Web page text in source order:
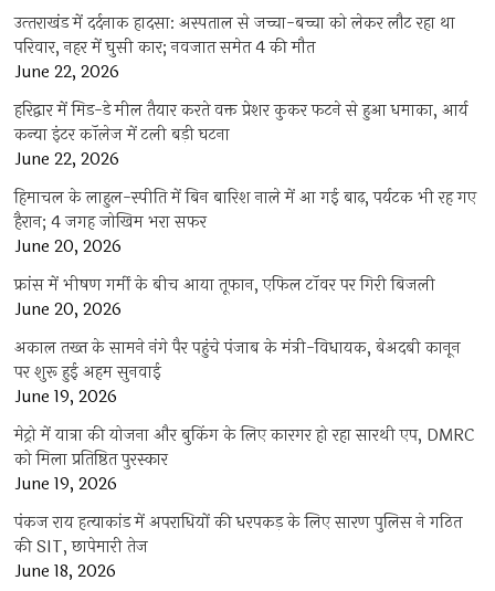
उत्‍तराखंड में दर्दनाक हादसा: अस्पताल से जच्चा-बच्चा को लेकर लौट रहा था
परिवार, नहर में घुसी कार; नवजात समेत 4 की मौत
June 22, 2026
हरिद्वार में मिड-डे मील तैयार करते वक्त प्रेशर कुकर फटने से हुआ धमाका, आर्य
कन्या इंटर कॉलेज में टली बड़ी घटना
June 22, 2026
हिमाचल के लाहुल-स्पीति में बिन बारिश नाले में आ गई बाढ़, पर्यटक भी रह गए
हैरान; 4 जगह जोखिम भरा सफर
June 20, 2026
फ्रांस में भीषण गर्मी के बीच आया तूफान, एफिल टॉवर पर गिरी बिजली
June 20, 2026
अकाल तख्त के सामने नंगे पैर पहुंचे पंजाब के मंत्री-विधायक, बेअदबी कानून
पर शुरू हुई अहम सुनवाई
June 19, 2026
मेट्रो में यात्रा की योजना और बुकिंग के लिए कारगर हो रहा सारथी एप, DMRC
को मिला प्रतिष्ठित पुरस्कार
June 19, 2026
पंकज राय हत्याकांड में अपराधियों की धरपकड़ के लिए सारण पुलिस ने गठित
की SIT, छापेमारी तेज
June 18, 2026